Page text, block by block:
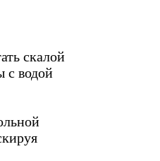
скалой
с водой